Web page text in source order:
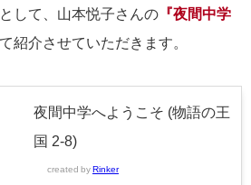
して、山本悦子さんの 『夜間中学
紹介させていただきます。
夜間中学へようこそ (物語の王
国 2-8)
created by Rinker